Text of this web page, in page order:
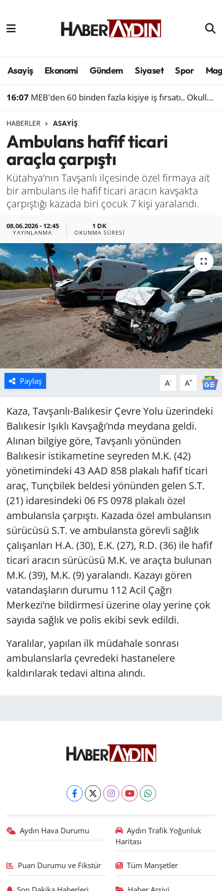
Asayiş Ekonomi Gündem Siyaset Spor
16:07 MEB'den 60 binden fazla kişiye iş fırsatı.. Okullara personel alınacak
HABERLER ASAYIŞ
Ambulans hafif ticari
araçla çarpıştı
Kütahya’nın Tavşanlı ilçesinde özel firmaya ait
bir ambulans ile hafif ticari aracın kavşakta
çarpıştığı kazada biri çocuk 7 kişi yaralandı.
08.06.2026 - 12:45
YAYINLANMA
1 DK
OKUNMA SÜRESI
Paylaş A- A+
Kaza, Tavşanlı-Balıkesir Çevre Yolu üzerindeki
Balıkesir Işıklı Kavşağı’nda meydana geldi.
Alınan bilgiye göre, Tavşanlı yönünden
Balıkesir istikametine seyreden M.K. (42)
yönetimindeki 43 AAD 858 plakalı hafif ticari
araç, Tunçbilek beldesi yönünden gelen S.T.
(21) idaresindeki 06 FS 0978 plakalı özel
ambulansla çarpıştı. Kazada özel ambulansın
sürücüsü S.T. ve ambulansta görevli sağlık
çalışanları H.A. (30), E.K. (27), R.D. (36) ile hafif
ticari aracın sürücüsü M.K. ve araçta bulunan
M.K. (39), M.K. (9) yaralandı. Kazayı gören
vatandaşların durumu 112 Acil Çağrı
Merkezi’ne bildirmesi üzerine olay yerine çok
sayıda sağlık ve polis ekibi sevk edildi.
Yaralılar, yapılan ilk müdahale sonrası
ambulanslarla çevredeki hastanelere
kaldırılarak tedavi altına alındı.
Aydın Hava Durumu
Aydın Trafik Yoğunluk
Haritası
Puan Durumu ve Fikstür Tüm Manşetler
Afyonkarahisar
Çevre
Genel
Haber
Izmir
Manisa
Muğla
Politika
Uşak
Aydın Hava Durumu
Süper Lig Puan Durumu ve Fikstür
Son Dakika Haberleri
Haber Arşivi